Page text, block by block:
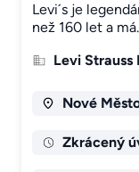
Levi´s je
než 160 let a
Levi Strauss
Nové
Zkrácený